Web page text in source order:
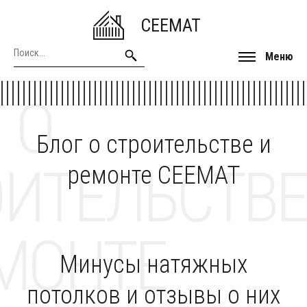
CEEMAT
Меню
Блог о строительстве и
ремонте CEEMAT
О
Минусы натяжных
потолков и отзывы о них